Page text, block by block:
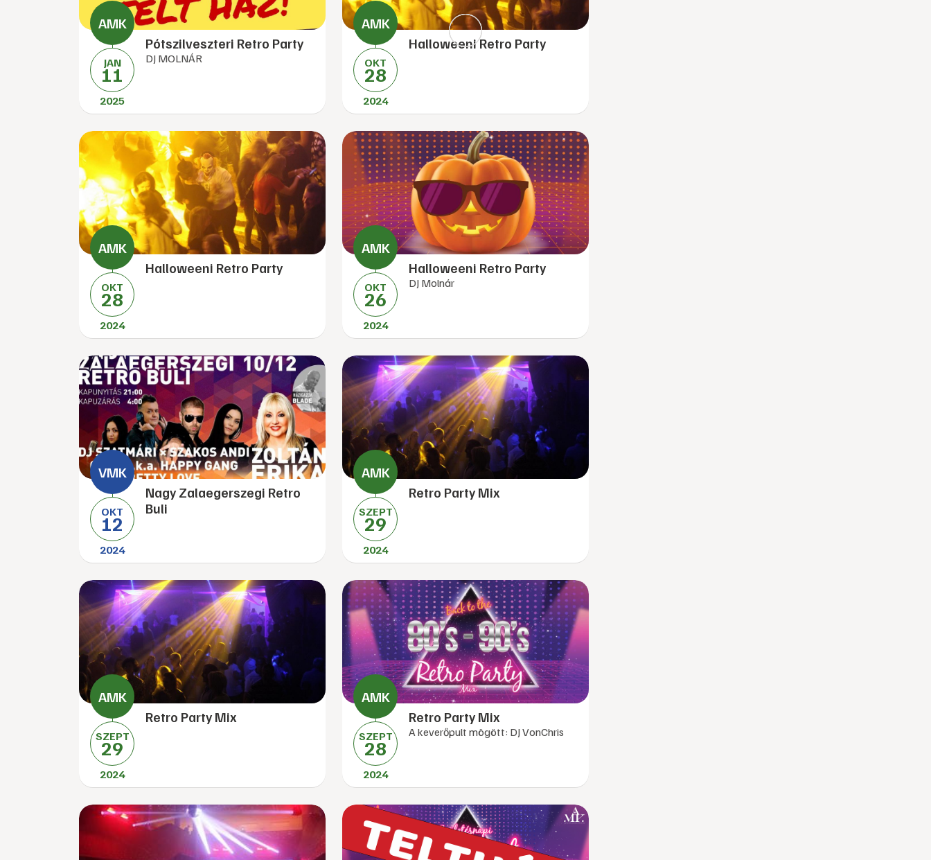
JAN
11
2025
Pótszilveszteri Retro Party
DJ MOLNÁR OKT
28
2024
Halloweeni Retro Party
OKT
28
2024
Halloweeni Retro Party
OKT
26
2024
Halloweeni Retro Party
DJ Molnár
OKT
12
2024
Nagy Zalaegerszegi Retro
Buli
SZEPT
29
2024
Retro Party Mix
SZEPT
29
2024
Retro Party Mix
SZEPT
28
2024
Retro Party Mix
A keverőpult mögött: DJ VonChris